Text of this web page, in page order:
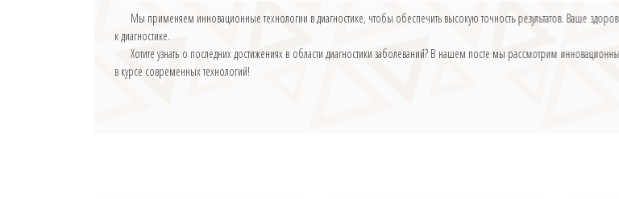
Мы применяем инновационные технологии в диагностике, чтобы обеспечить высокую точность результатов. Ваше
к диагностике.
Хотите узнать о последних достижениях в области диагностики заболеваний? В нашем посте мы рассмотрим
в курсе современных технологий!